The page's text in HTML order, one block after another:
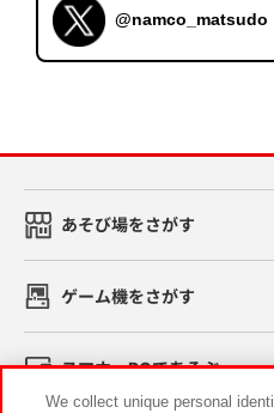
@namco_matsudo
あそび場をさがす
ゲーム機をさがす
スマホ・PCであそぶ
We collect unique personal